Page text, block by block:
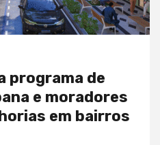
programa de
e moradores
em bairros